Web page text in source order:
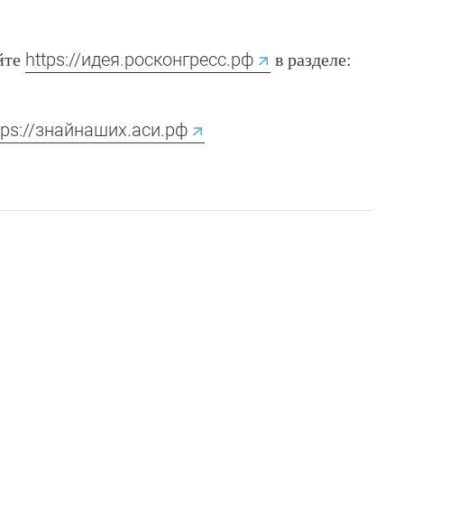
https://идея.росконгресс.рф
в разделе:
знайнаших.аси.рф